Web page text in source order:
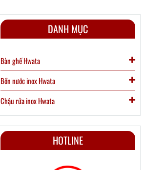
DANH MỤC
Bàn ghế Hwata
Bồn nước inox Hwata
Chậu rửa inox Hwata
HOTLINE